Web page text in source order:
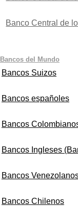
Banco Central de
Bancos del Mundo
Bancos Suizos
Bancos españoles
Bancos
Bancos Ingleses
Bancos
Bancos Chilenos